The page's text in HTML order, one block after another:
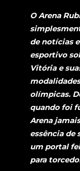
O Arena
de notícias
esportivo
Vitória e
olímpicas.
quando foi
Arena
essência de
um portal
para